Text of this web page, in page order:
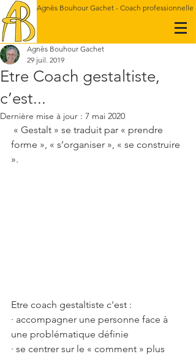
Agnès Bouhour Gachet - Coach professionnelle
Etre Coach gestaltiste,
c’est...
Agnès Bouhour Gachet
29 juil. 2019
Dernière mise à jour : 7 mai 2020
forme », « s’organiser », « se construire
».
Etre coach gestaltiste c'est :
· accompagner une personne face à
une problématique définie
· se centrer sur le « comment » plus